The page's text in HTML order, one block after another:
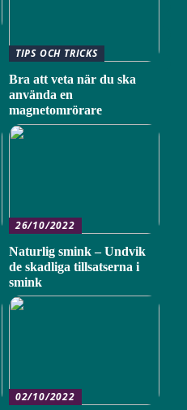
TIPS OCH TRICKS
Bra att veta när du ska
använda en
magnetomrörare
26/10/2022
Naturlig smink – Undvik
de skadliga tillsatserna i
smink
02/10/2022